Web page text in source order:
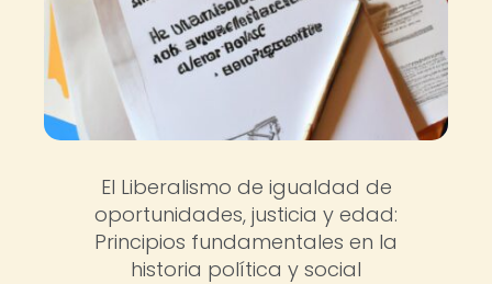
El Liberalismo de igualdad de
oportunidades, justicia y edad:
Principios fundamentales en la
historia política y social